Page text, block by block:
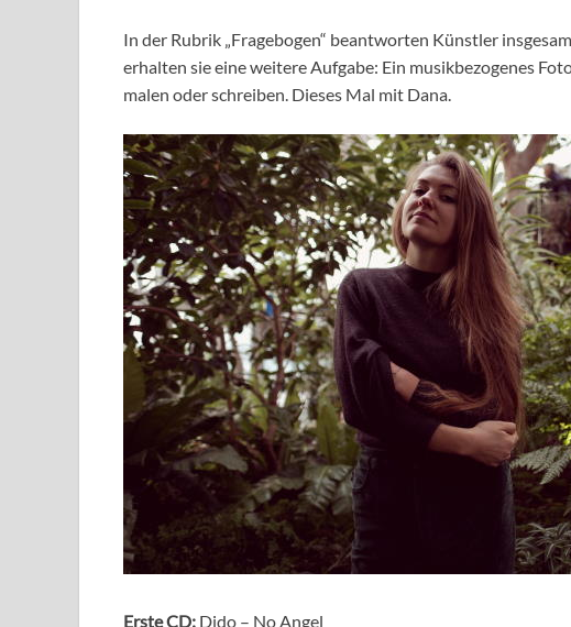
In der Rubrik „Fragebogen“ beantworten Künstler
erhalten sie eine weitere Aufgabe: Ein musikbezogenes
malen oder schreiben. Dieses Mal mit Dana.
Erste CD: Dido – No Angel